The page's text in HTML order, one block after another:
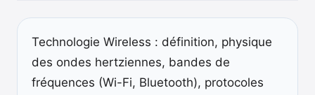
Technologie Wireless : définition, physique
des ondes hertziennes, bandes de
fréquences (Wi-Fi, Bluetooth), protocoles